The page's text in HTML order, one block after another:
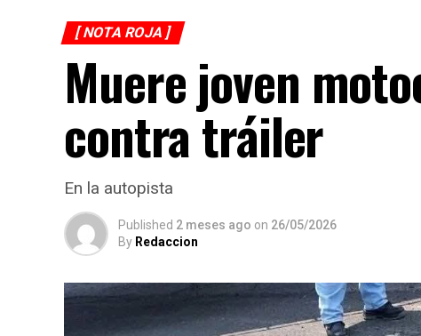
[ NOTA ROJA ]
Muere joven
contra tráiler
En la autopista
Published 2 meses ago on 26/05/2026
By Redaccion